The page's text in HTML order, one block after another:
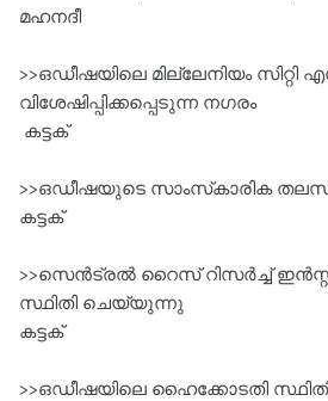
മഹനദീ
>>ഒഡീഷയിലെ മില്ലേനിയം സിറ്റി
വിശേഷിപ്പിക്കപ്പെടുന്ന നഗരം
കട്ടക്‌
>>ഒഡീഷയുടെ സാംസ്‌കാരിക
കട്ടക്‌
>>സെൻട്രൽ റൈസ്‌ റിസർച്ച്‌
സ്ഥിതി ചെയ്യുന്നു
കട്ടക്‌
>>ഒഡീഷയിലെ ഹൈക്കോടതി